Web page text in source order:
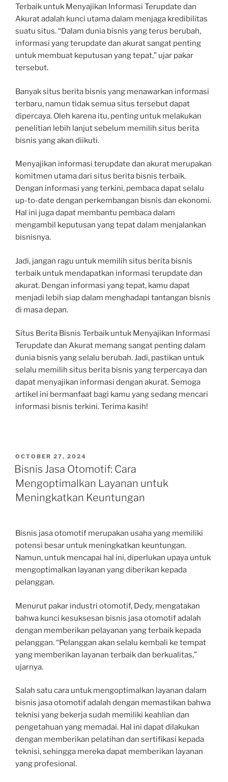
Terbaik untuk Menyajikan Informasi Terupdate dan
Akurat adalah kunci utama dalam menjaga kredibilitas
suatu situs. “Dalam dunia bisnis yang terus berubah,
informasi yang terupdate dan akurat sangat penting
untuk membuat keputusan yang tepat,” ujar pakar
tersebut.
Banyak situs berita bisnis yang menawarkan informasi
terbaru, namun tidak semua situs tersebut dapat
dipercaya. Oleh karena itu, penting untuk melakukan
penelitian lebih lanjut sebelum memilih situs berita
bisnis yang akan diikuti.
Menyajikan informasi terupdate dan akurat merupakan
komitmen utama dari situs berita bisnis terbaik.
Dengan informasi yang terkini, pembaca dapat selalu
up-to-date dengan perkembangan bisnis dan ekonomi.
Hal ini juga dapat membantu pembaca dalam
mengambil keputusan yang tepat dalam menjalankan
bisnisnya.
Jadi, jangan ragu untuk memilih situs berita bisnis
terbaik untuk mendapatkan informasi terupdate dan
akurat. Dengan informasi yang tepat, kamu dapat
menjadi lebih siap dalam menghadapi tantangan bisnis
di masa depan.
Situs Berita Bisnis Terbaik untuk Menyajikan Informasi
Terupdate dan Akurat memang sangat penting dalam
dunia bisnis yang selalu berubah. Jadi, pastikan untuk
selalu memilih situs berita bisnis yang terpercaya dan
dapat menyajikan informasi dengan akurat. Semoga
artikel ini bermanfaat bagi kamu yang sedang mencari
informasi bisnis terkini. Terima kasih!
POSTED
ON
OCTOBER 27, 2024
Bisnis Jasa Otomotif: Cara
Mengoptimalkan Layanan untuk
Meningkatkan Keuntungan
Bisnis jasa otomotif merupakan usaha yang memiliki
potensi besar untuk meningkatkan keuntungan.
Namun, untuk mencapai hal ini, diperlukan upaya untuk
mengoptimalkan layanan yang diberikan kepada
pelanggan.
Menurut pakar industri otomotif, Dedy, mengatakan
bahwa kunci kesuksesan bisnis jasa otomotif adalah
dengan memberikan pelayanan yang terbaik kepada
pelanggan. “Pelanggan akan selalu kembali ke tempat
yang memberikan layanan terbaik dan berkualitas,”
ujarnya.
Salah satu cara untuk mengoptimalkan layanan dalam
bisnis jasa otomotif adalah dengan memastikan bahwa
teknisi yang bekerja sudah memiliki keahlian dan
pengetahuan yang memadai. Hal ini dapat dilakukan
dengan memberikan pelatihan dan sertifikasi kepada
teknisi, sehingga mereka dapat memberikan layanan
yang profesional.